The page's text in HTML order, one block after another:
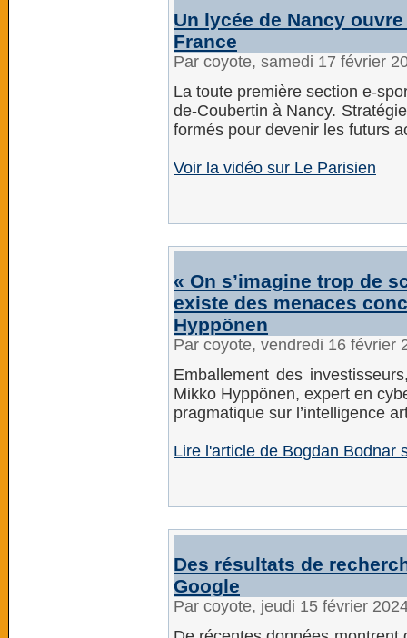
Un lycée de Nancy
France
Par coyote, samedi 17 février
La toute première section e-
de-Coubertin à Nancy.
formés pour devenir les futurs
Voir la vidéo sur Le Parisien
« On s’imagine trop de
existe des menaces
Hyppönen
Par coyote, vendredi 16 février
Emballement des
Mikko Hyppönen, expert en
pragmatique sur l’intelligence
Lire l'article de Bogdan Bodnar
Des résultats de
Google
Par coyote, jeudi 15 février